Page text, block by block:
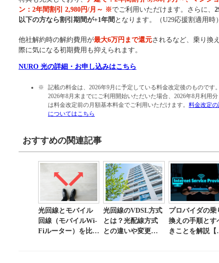
ン：2年間割引 2,980円/月～ ※でご利用いただけます。さらに、
以下の方なら割引期間が+1年間 となります。（U29応援割適用時
他社解約時の解約費用が最大6万円まで還元されるなど、乗り換
際に気になる初期費用も抑えられます。
NURO 光の詳細・お申し込みはこちら
記載の料金は、2026年9月に予定している料金改定後のものです
2026年8月末までにご利用開始いただいた場合、2026年8月利用
は料金改定前の月額基本料金でご利用いただけます。 料金改定
についてはこちら
おすすめの関連記事
光回線とモバイル
回線（モバイルWi-
Fiルーター）を比
光回線のVDSL方式
とは？光配線方式
との違いや変更方
プロバイダの乗
換えの手順とす
きことを解説【